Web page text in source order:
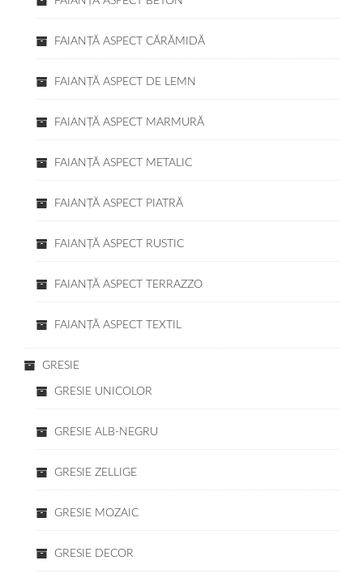
FAIANŢĂ ASPECT CĂRĂMIDĂ
FAIANŢĂ ASPECT DE LEMN
FAIANŢĂ ASPECT MARMURĂ
FAIANŢĂ ASPECT METALIC
FAIANŢĂ ASPECT PIATRĂ
FAIANŢĂ ASPECT RUSTIC
FAIANŢĂ ASPECT TERRAZZO
FAIANŢĂ ASPECT TEXTIL
GRESIE
GRESIE UNICOLOR
GRESIE ALB-NEGRU
GRESIE ZELLIGE
GRESIE MOZAIC
GRESIE DECOR